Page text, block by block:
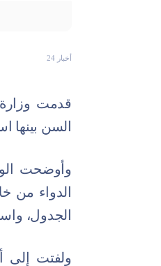
أخبار 24
السن بينها
وأوضحت
الدواء من
الجدول،
ولفتت إلى